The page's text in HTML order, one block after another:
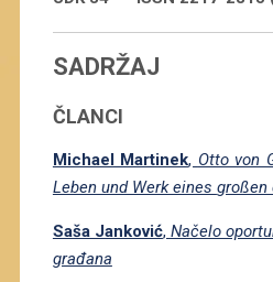
SADRŽAJ
ČLANCI
Michael Martinek, Otto von
Leben und Werk eines großen
Saša Janković, Načelo
građana